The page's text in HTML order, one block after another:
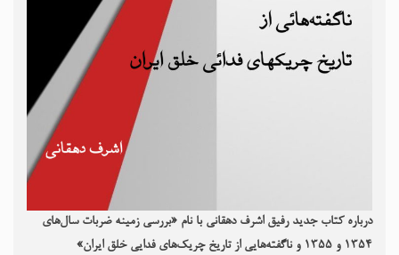
درباره کتاب جدید رفیق اشرف دهقانی با نام «بررسی زمینه ضربات سال‌های
۱۳۵۴ و ۱۳۵۵ و ناگفته‌هایی از تاریخ چریک‌های فدایی خلق ایران»